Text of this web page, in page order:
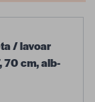
/ lavoar
70 cm, alb-